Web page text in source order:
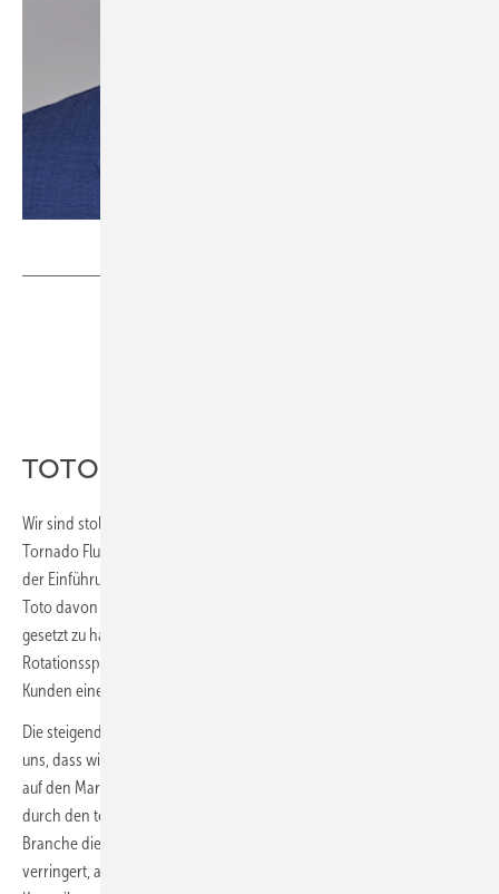
TOTO
Wir sind stolz darauf, dass die Rotations-­Spültechnologie – die wir
Tornado Flush nennen – die wohlverdiente Anerkennung erhält. Seit
der Einführung vor 16 Jahren in Europa (2002 in Japan) sind wir bei
Toto davon überzeugt, kontinuierlich neue Standards in den Märkten
gesetzt zu haben. Unsere langjährige Erfahrung mit
Rotationsspülsystemen hat uns gezeigt, dass dieses Design unseren
Kunden einen maximalen Mehrwert bietet.
Die steigende Akzeptanz der Rotationsspülungen in Europa bestätigt
uns, dass wir mit den Innovationen von Toto einen positiven Einfluss
auf den Markt ausüben konnten. Wie im Artikel dargelegt, haben sich
durch den technologischen Fortschritt innerhalb der gesamten
Branche die Unterschiede zwischen den einzelnen Modellen
verringert, aber die Qualität und die Leistung unserer RP-WC-